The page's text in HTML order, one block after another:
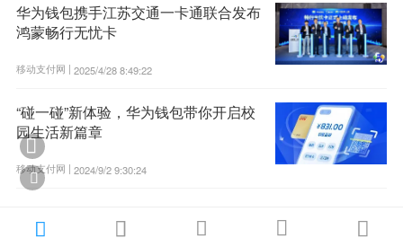
华为钱包携手江苏交通一卡通联合发布
鸿蒙畅行无忧卡
移动支付网 | 2025/4/28 8:49:22
“碰一碰”新体验，华为钱包带你开启校
园生活新篇章
移动支付网 | 2024/9/2 9:30:24
    

